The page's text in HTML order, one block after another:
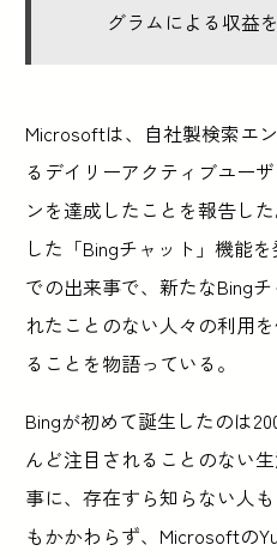
グラムによる収益
Microsoftは、自社製検索エ
るデイリーアクティブユー
ンを達成したことを報告し
した「Bingチャット」機能
での出来事で、新たなBing
れたことのない人々の利用
ることを物語っている。
Bingが初めて誕生したのは
んど注目されることのない
事に、存在すら知らない人
もかかわらず、Microsoftの